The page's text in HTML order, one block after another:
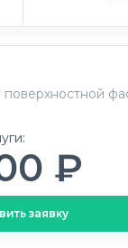
₽
заявку